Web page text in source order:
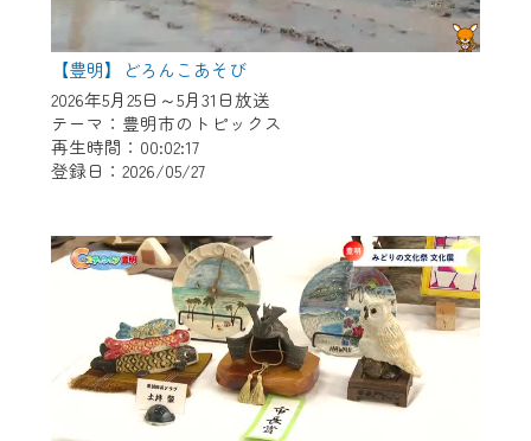
【豊明】どろんこあそび
2026年5月25日～5月31日放送
テーマ：豊明市のトピックス
再生時間：00:02:17
登録日：2026/05/27